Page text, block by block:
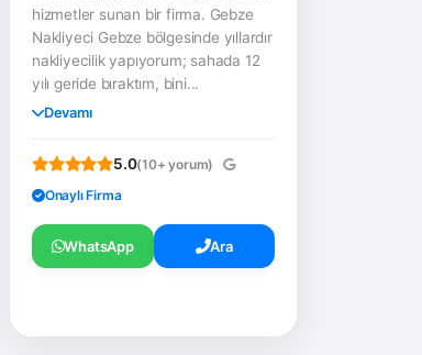
hizmetler sunan bir firma. Gebze
Nakliyeci Gebze bölgesinde yıllardır
nakliyecilik yapıyorum; sahada 12
yılı geride bıraktım, bini...
Devamı
5.0(10+ yorum)
Onaylı Firma
WhatsApp Ara